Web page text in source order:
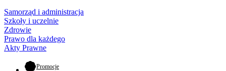
Samorząd i administracja
Szkoły i uczelnie
Zdrowie
Prawo dla każdego
Akty Prawne
Promocje- otwiera się w nowej karcie